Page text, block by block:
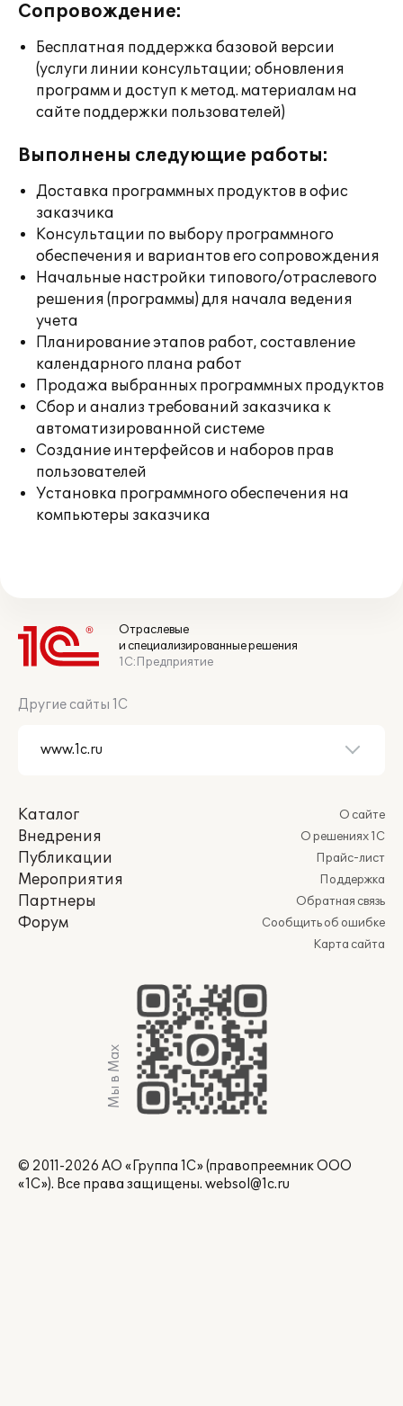
Сопровождение:
Бесплатная поддержка базовой версии
(услуги линии консультации; обновления
программ и доступ к метод. материалам на
сайте поддержки пользователей)
Выполнены следующие работы:
Доставка программных продуктов в офис
заказчика
Консультации по выбору программного
обеспечения и вариантов его сопровождения
Начальные настройки типового/отраслевого
решения (программы) для начала ведения
учета
Планирование этапов работ, составление
календарного плана работ
Продажа выбранных программных продуктов
Сбор и анализ требований заказчика к
автоматизированной системе
Создание интерфейсов и наборов прав
пользователей
Установка программного обеспечения на
компьютеры заказчика
Отраслевые
и специализированные решения
1С:Предприятие
Другие сайты 1С
Каталог
Внедрения
Публикации
Мероприятия
Партнеры
Форум
О сайте
О решениях 1С
Прайс-лист
Поддержка
Обратная связь
Сообщить об ошибке
Карта сайта
Мы в Max
© 2011-2026 АО «Группа 1С» (правопреемник ООО
«1С»). Все права защищены. websol@1c.ru